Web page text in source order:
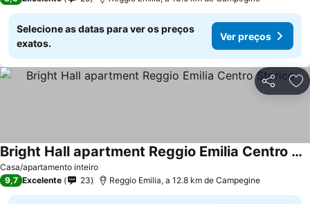
Selecione as datas para ver os preços
exatos.
Ver preços
Partilhar
Casa/apartamento inteiro
Bright Hall apartment Reggio Emilia Centro Storico
9,7 Excelente 23 Reggio Emilia, a 12.8 km de Campegine